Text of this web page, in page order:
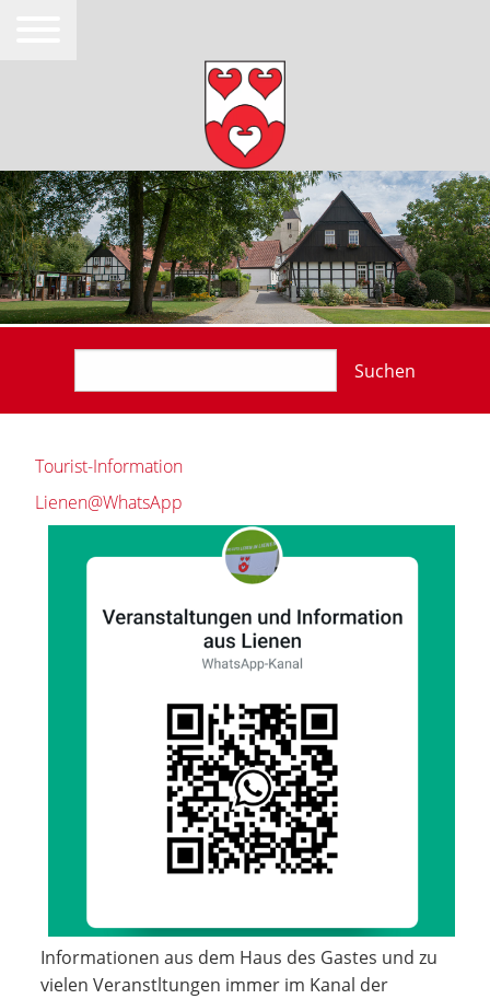
Suchen
Tourist-Information
Lienen@WhatsApp
Informationen aus dem Haus des Gastes und zu
vielen Veranstltungen immer im Kanal der